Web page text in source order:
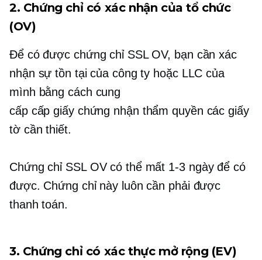
2. Chứng chỉ có xác nhận của tổ chức
(OV)
Để có được chứng chỉ SSL OV, bạn cần xác
nhận sự tồn tại của công ty hoặc LLC của
mình bằng cách cung
cấp cấp giấy chứng nhận thẩm quyền các giấy
tờ cần thiết.
Chứng chỉ SSL OV có thể mất 1-3ngày để có
được. Chứng chỉ này luôn cần phải được
thanh toán.
3. Chứng chỉ có xác thực mở rộng (EV)